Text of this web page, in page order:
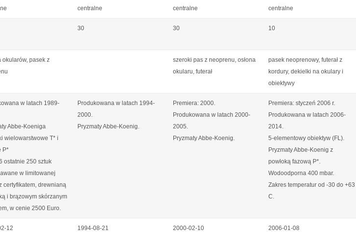
centralne centralne centralne
30 30 10
okularów, pasek z
szeroki pas z neoprenu, osłona
okularu, futerał
pasek neoprenowy, futerał z
kordury, dekielki na okulary i
obiektywy
w latach 1989-
Abbe-Koeniga
wielowarstwowe T* i
P*
ostatnie 250 sztuk
w limitowanej
certyfikatem, drewnianą
i brązowym skórzanym
w cenie 2500 Euro.
Produkowana w latach 1994-
2000.
Pryzmaty Abbe-Koenig.
Premiera: 2000.
Produkowana w latach 2000-
2005.
Pryzmaty Abbe-Koenig.
Premiera: styczeń 2006 r.
Produkowana w latach 2006-
2014.
5-elementowy obiektyw (FL).
Pryzmaty Abbe-Koenig z
powłoką fazową P*.
Wodoodporna 400 mbar.
Zakres temperatur od -30 do +63
C.
12 1994-08-21 2000-02-10 2006-01-08